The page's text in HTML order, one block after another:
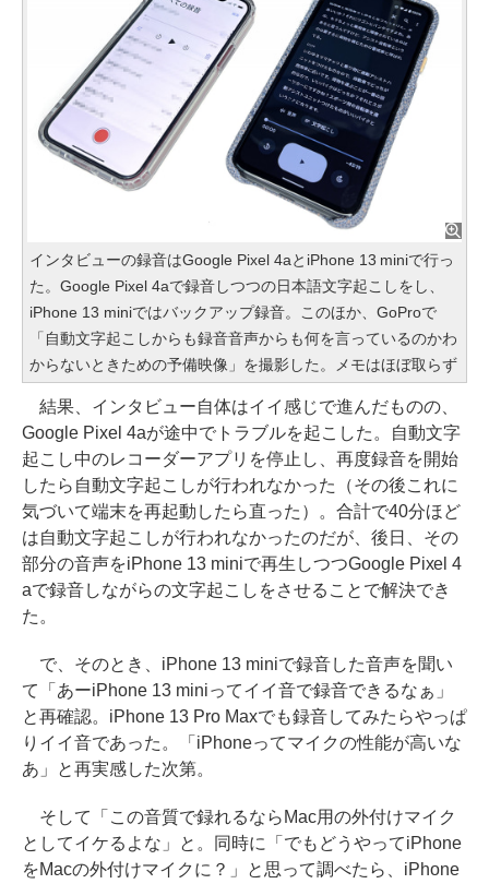
インタビューの録音はGoogle Pixel 4aとiPhone 13 miniで行っ
た。Google Pixel 4aで録音しつつの日本語文字起こしをし、
iPhone 13 miniではバックアップ録音。このほか、GoProで
「自動文字起こしからも録音音声からも何を言っているのかわ
からないときための予備映像」を撮影した。メモはほぼ取らず
結果、インタビュー自体はイイ感じで進んだものの、
Google Pixel 4aが途中でトラブルを起こした。自動文字
起こし中のレコーダーアプリを停止し、再度録音を開始
したら自動文字起こしが行われなかった（その後これに
気づいて端末を再起動したら直った）。合計で40分ほど
は自動文字起こしが行われなかったのだが、後日、その
部分の音声をiPhone 13 miniで再生しつつGoogle Pixel 4
aで録音しながらの文字起こしをさせることで解決でき
た。
で、そのとき、iPhone 13 miniで録音した音声を聞い
て「あーiPhone 13 miniってイイ音で録音できるなぁ」
と再確認。iPhone 13 Pro Maxでも録音してみたらやっぱ
りイイ音であった。「iPhoneってマイクの性能が高いな
あ」と再実感した次第。
そして「この音質で録れるならMac用の外付けマイク
としてイケるよな」と。同時に「でもどうやってiPhone
をMacの外付けマイクに？」と思って調べたら、iPhone